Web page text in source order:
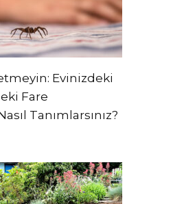
Evinizdeki
Fare
Tanımlarsınız?